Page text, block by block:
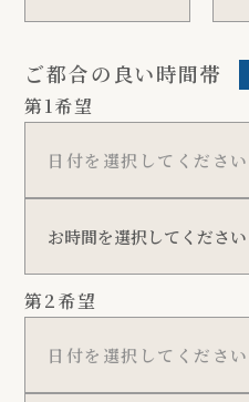
ご都合の良い時間帯
第1希望
第2希望